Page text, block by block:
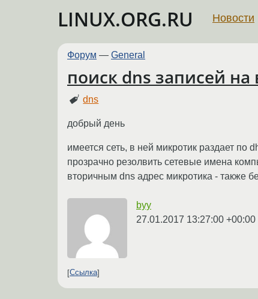
LINUX.ORG.RU Новости
Форум — General
поиск dns записей
dns
добрый день
имеется сеть, в ней микротик раздает
прозрачно резолвить сетевые имена
вторичным dns адрес микротика - также
byy
27.01.2017 13:27:00 +00:00
Ссылка